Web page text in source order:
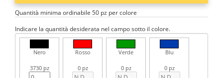
Quantità minima ordinabile 50 pz per colore
Indicare la quantità desiderata nel campo sotto il colore.
Nero
3730 pz
Rosso
0 pz
Verde
0 pz
Blu
0 pz